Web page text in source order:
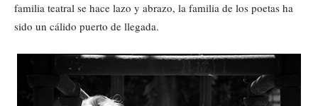
familia teatral se hace lazo y abrazo, la familia de los poetas ha
sido un cálido puerto de llegada.